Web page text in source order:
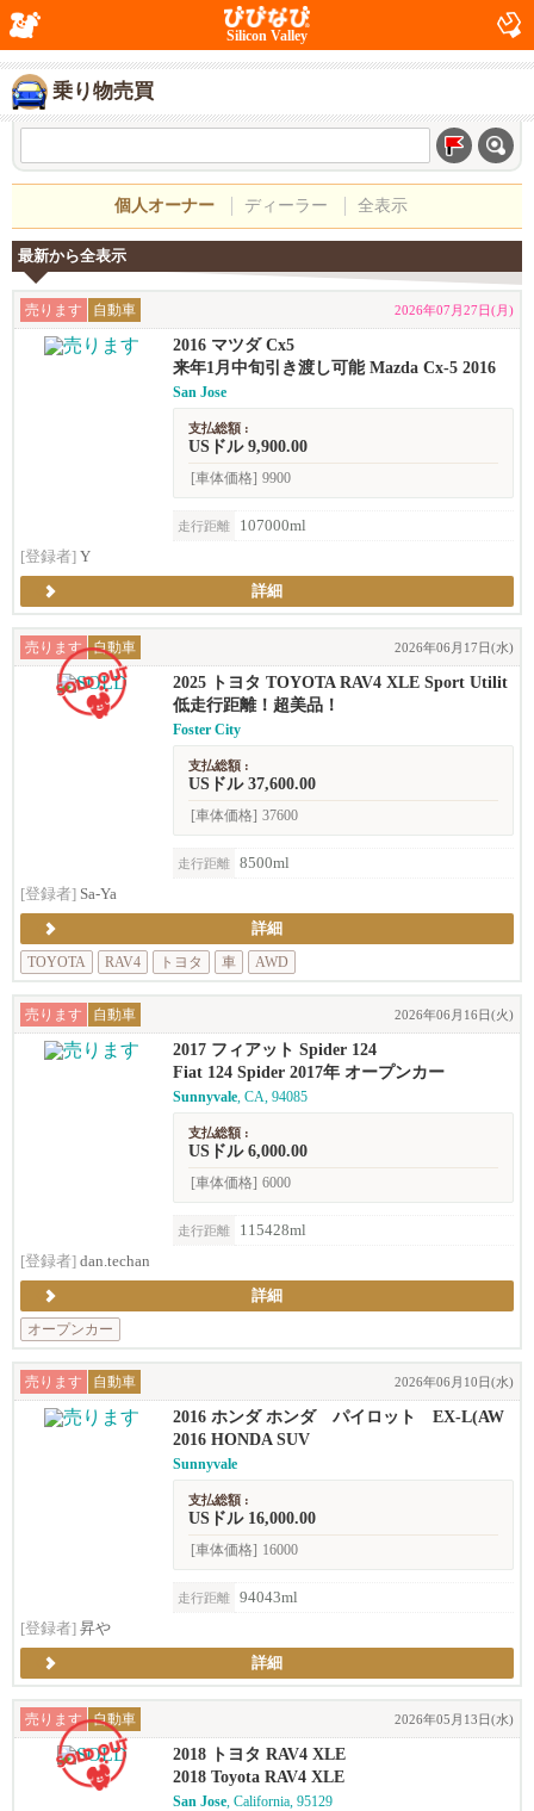
Silicon Valley
乗り物売買
個人オーナー ディーラー 全表示
最新から全表示
売ります 自動車 2026年07月27日(月)
2016 マツダ Cx5
来年1月中旬引き渡し可能 Mazda Cx-5 2016
San Jose
支払総額 :
USドル 9,900.00
[車体価格] 9900
走行距離
107000ml
[登録者] Y
詳細
売ります 自動車 2026年06月17日(水)
2025 トヨタ TOYOTA RAV4 XLE Sport Utilit
y 4D
低走行距離！超美品！
Foster City
支払総額 :
USドル 37,600.00
[車体価格] 37600
走行距離
8500ml
[登録者] Sa-Ya
詳細
TOYOTA
RAV4 トヨタ 車 AWD
売ります 自動車 2026年06月16日(火)
2017 フィアット Spider 124
Fiat 124 Spider 2017年 オープンカー
Sunnyvale, CA, 94085
支払総額 :
USドル 6,000.00
[車体価格] 6000
走行距離
115428ml
[登録者] dan.techan
詳細
オープンカー
売ります 自動車 2026年06月10日(水)
2016 ホンダ ホンダ パイロット EX-L(AW
D)
2016 HONDA SUV
Sunnyvale
支払総額 :
USドル 16,000.00
[車体価格] 16000
走行距離
94043ml
[登録者] 昇や
詳細
売ります 自動車 2026年05月13日(水)
2018 トヨタ RAV4 XLE
2018 Toyota RAV4 XLE
San Jose, California, 95129